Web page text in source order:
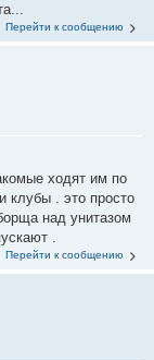
Перейти к сообщению
ходят им по
клубы . это просто
над унитазом
.
Перейти к сообщению